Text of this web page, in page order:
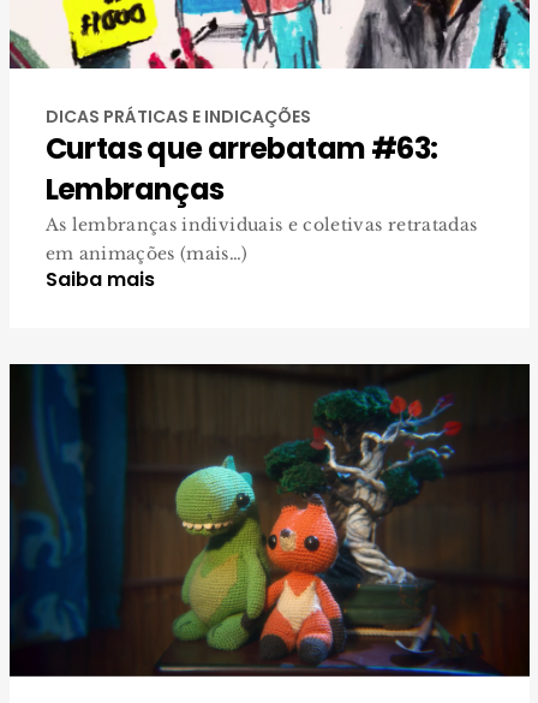
DICAS PRÁTICAS E INDICAÇÕES
Curtas que arrebatam #63:
Lembranças
As lembranças individuais e coletivas retratadas
em animações (mais…)
Saiba mais